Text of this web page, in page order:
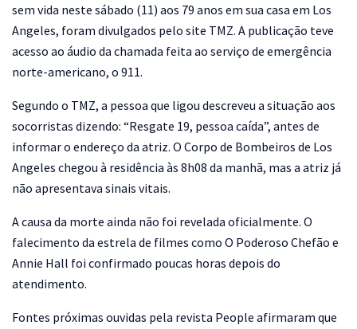
sem vida neste sábado (11) aos 79 anos em sua casa em Los
Angeles, foram divulgados pelo site TMZ. A publicação teve
acesso ao áudio da chamada feita ao serviço de emergência
norte-americano, o 911.
Segundo o TMZ, a pessoa que ligou descreveu a situação aos
socorristas dizendo: “Resgate 19, pessoa caída”, antes de
informar o endereço da atriz. O Corpo de Bombeiros de Los
Angeles chegou à residência às 8h08 da manhã, mas a atriz já
não apresentava sinais vitais.
A causa da morte ainda não foi revelada oficialmente. O
falecimento da estrela de filmes como O Poderoso Chefão e
Annie Hall foi confirmado poucas horas depois do
atendimento.
Fontes próximas ouvidas pela revista People afirmaram que